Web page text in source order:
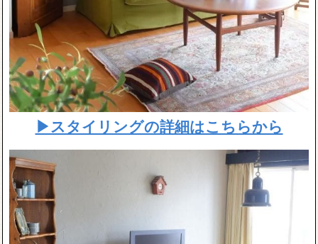
▶スタイリングの詳細はこちらから